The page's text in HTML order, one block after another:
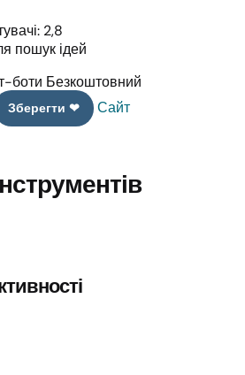
2,8
пошук ідей
боти Безкоштовний
Зберегти ❤
Сайт